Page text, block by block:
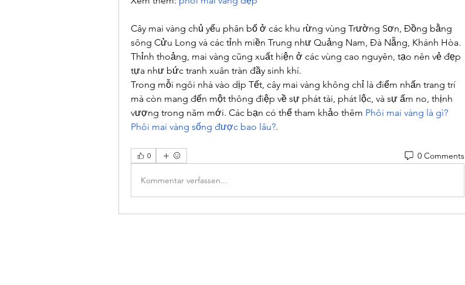
Cây mai vàng chủ yếu phân bố ở các khu rừng vùng Trường Sơn, Đồng bằng
sông Cửu Long và các tỉnh miền Trung như Quảng Nam, Đà Nẵng, Khánh Hòa.
Thỉnh thoảng, mai vàng cũng xuất hiện ở các vùng cao nguyên, tạo nên vẻ đẹp
tựa như bức tranh xuân tràn đầy sinh khí.
Trong mỗi ngôi nhà vào dịp Tết, cây mai vàng không chỉ là điểm nhấn trang trí
mà còn mang đến một thông điệp về sự phát tài, phát lộc, và sự ấm no, thịnh
vượng trong năm mới. Các bạn có thể tham khảo thêm Phôi mai vàng là gì?
Phôi mai vàng sống được bao lâu?.
0 0 Comments
Kommentar verfassen...